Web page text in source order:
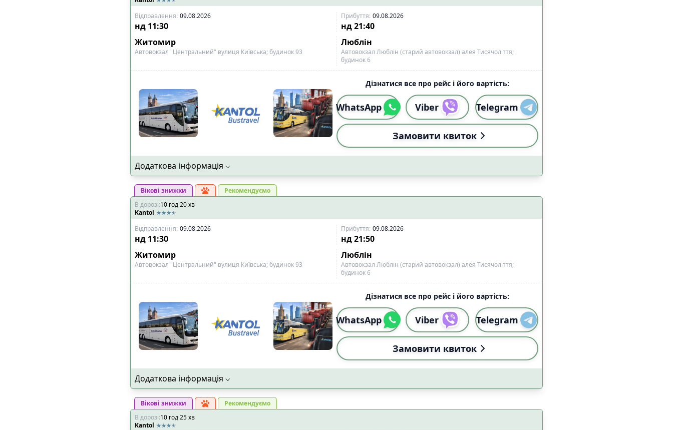
Відправлення: 09.08.2026 Прибуття: 09.08.2026
нд 11:30 нд 21:40
Житомир
Люблін
Автовокзал "Центральний" вулиця Київська; будинок 93
Автовокзал Люблін (старий автовокзал) алея Тисячоліття;
будинок 6
Дізнатися все про рейс і його вартість:
WhatsApp Viber Telegram
Замовити квиток
Додаткова інформація
Вікові знижки
Рекомендуємо
В дорозі:10 год20хв
Kantol
Відправлення: 09.08.2026 Прибуття: 09.08.2026
нд 11:30 нд 21:50
Житомир
Люблін
Автовокзал "Центральний" вулиця Київська; будинок 93
Автовокзал Люблін (старий автовокзал) алея Тисячоліття;
будинок 6
Дізнатися все про рейс і його вартість:
WhatsApp Viber Telegram
Замовити квиток
Додаткова інформація
Вікові знижки
Рекомендуємо
В дорозі:10 год25хв
Kantol